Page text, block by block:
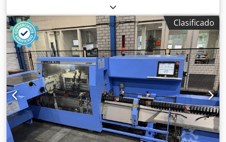
construcción: 2008 Operación / Control - Monitor de color -
Ajuste semiautomático Alimentadores - Número de
estaciones de cadena: 8 - Estación de alimentación manual
- Marcadoras horizontal: 1 x DHU 450 - Marcadoras
vertical: 4 x DVU 450 - Marcador de cubierta: CHU 450 -
Bomba(s) Unidad de cosedora Cedjh Ezmispfx Anvsrf
Heidelberg Stitchmaster ST 450 - Control de espesor -
Cabezales: 2 - Salida a la izquierda - Puerta de rechazo,
para productos incompletos Trimmer Heidelberg TR 150 -
Juegos de cuchillos: 2 Salida Heidelberg CHA - Apilador
compensando - Salida a la izquierda
Clasificado